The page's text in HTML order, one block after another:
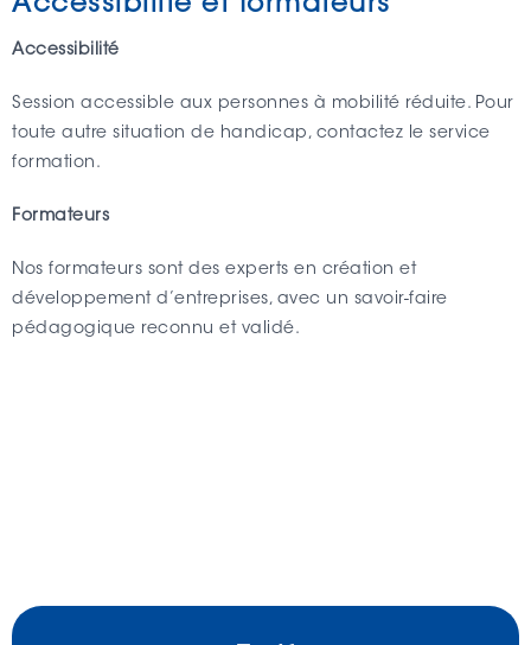
Accessibilité et formateurs
Accessibilité
Session accessible aux personnes à mobilité réduite. Pour
toute autre situation de handicap, contactez le service
formation.
Formateurs
Nos formateurs sont des experts en création et
développement d’entreprises, avec un savoir-faire
pédagogique reconnu et validé.